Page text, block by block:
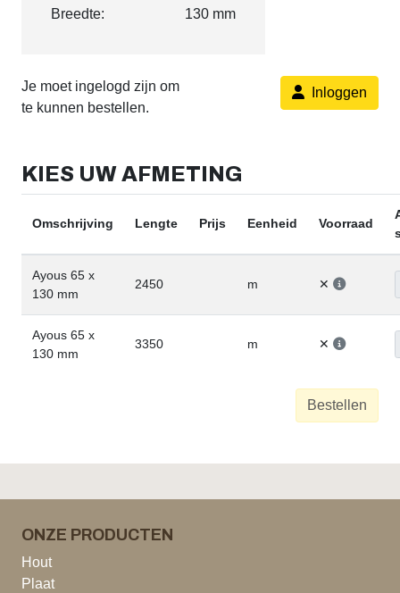
Breedte:
130 mm
Je moet ingelogd zijn om
te kunnen bestellen.
Inloggen
KIES UW AFMETING
Omschrijving Lengte Prijs Eenheid Voorraad
Ayous 65 x
130 mm
2450 m ✕
Ayous 65 x
130 mm
3350 m ✕
Bestellen
ONZE PRODUCTEN
Hout
Plaat